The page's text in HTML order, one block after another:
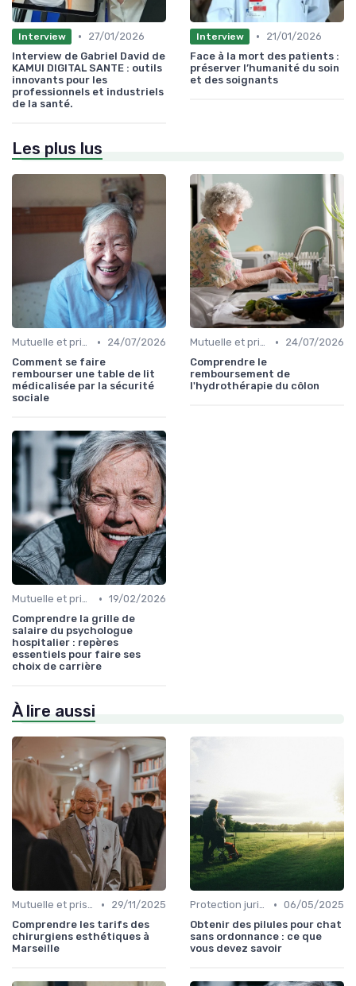
Interview •
27/01/2026
Interview de Gabriel David de
KAMUI DIGITAL SANTE : outils
innovants pour les
professionnels et industriels
de la santé.
Interview •
21/01/2026
Face à la mort des patients :
préserver l’humanité du soin
et des soignants
Les plus lus
Mutuelle et prise en charge •
24/07/2026
Comment se faire
rembourser une table de lit
médicalisée par la sécurité
sociale
Mutuelle et prise en charge •
24/07/2026
Comprendre le
remboursement de
l'hydrothérapie du côlon
Mutuelle et prise en charge • 19/02/2026
Comprendre la grille de
salaire du psychologue
hospitalier : repères
essentiels pour faire ses
choix de carrière
À lire aussi
Mutuelle et prise en charge •
29/11/2025
Comprendre les tarifs des
chirurgiens esthétiques à
Marseille
Protection juridique • 06/05/2025
Obtenir des pilules pour chat
sans ordonnance : ce que
vous devez savoir